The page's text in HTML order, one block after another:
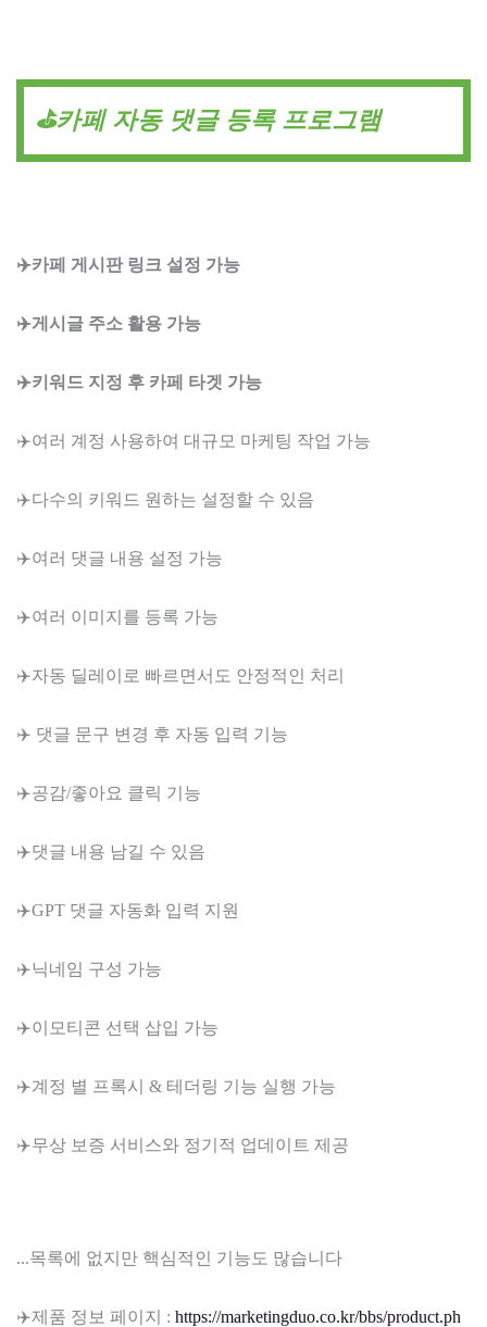
⛳카페 자동 댓글 등록 프로그램
✈️카페 게시판 링크 설정 가능
✈️게시글 주소 활용 가능
✈️키워드 지정 후 카페 타겟 가능
✈️여러 계정 사용하여 대규모 마케팅 작업 가능
✈️다수의 키워드 원하는 설정할 수 있음
✈️여러 댓글 내용 설정 가능
✈️여러 이미지를 등록 가능
✈️자동 딜레이로 빠르면서도 안정적인 처리
✈️ 댓글 문구 변경 후 자동 입력 기능
✈️공감/좋아요 클릭 기능
✈️댓글 내용 남길 수 있음
✈️GPT 댓글 자동화 입력 지원
✈️닉네임 구성 가능
✈️이모티콘 선택 삽입 가능
✈️계정 별 프록시 & 테더링 기능 실행 가능
✈️무상 보증 서비스와 정기적 업데이트 제공
...목록에 없지만 핵심적인 기능도 많습니다
✈️제품 정보 페이지 : https://marketingduo.co.kr/bbs/product.ph